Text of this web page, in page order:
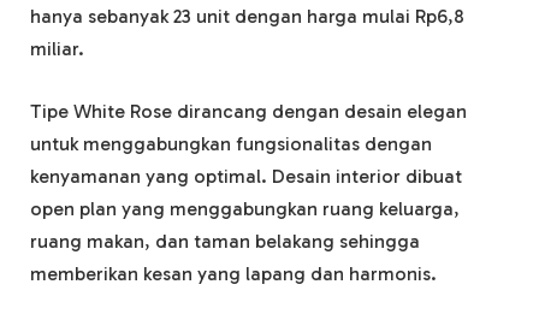
hanya sebanyak 23 unit dengan harga mulai Rp6,8
miliar.
Tipe White Rose dirancang dengan desain elegan
untuk menggabungkan fungsionalitas dengan
kenyamanan yang optimal. Desain interior dibuat
open plan yang menggabungkan ruang keluarga,
ruang makan, dan taman belakang sehingga
memberikan kesan yang lapang dan harmonis.